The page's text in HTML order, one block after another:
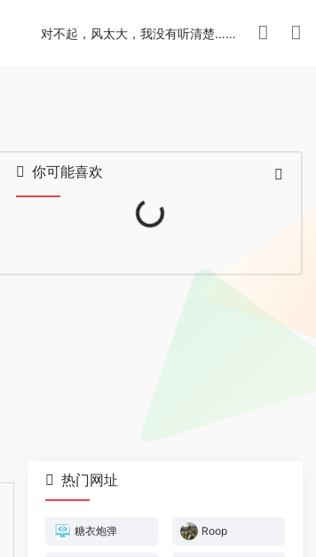
对不起，风太大，我没有听清楚……
你可能喜欢
Loading...
热门网址
糖衣炮弹 Roop